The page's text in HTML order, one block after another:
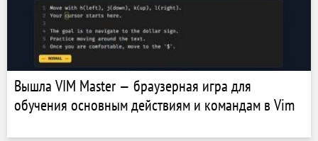
Вышла VIM Master — браузерная игра для
обучения основным действиям и командам в Vim